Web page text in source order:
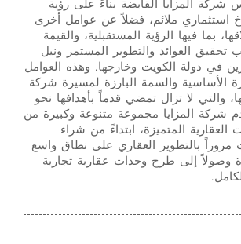
المزايا القابضة بناءً على رؤية
استثماري ملائم، فضلاً عن عوامل أخرى
بما فيها الرؤية المستقبلية، والقيمة
تحقيق العوائد والتطوير المستمر ونيل
في دولة الكويت وخارجها. وهذه العوامل
الأساسية والسمة البارزة لمسيرة شركة
والتي لا تزال تمضي قدماً بأهدافها نحو
شركة المزايا مجموعة متنوعة وكبيرة من
العقارية المتميزة، ابتداءً من شراء
مروراً بالتطوير العقاري على نطاق واسع
وصولاً إلى طرح وحدات عقارية تجارية